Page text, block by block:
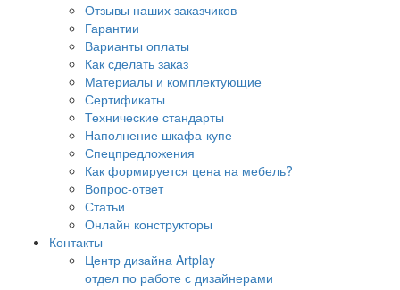
Отзывы наших заказчиков
Гарантии
Варианты оплаты
Как сделать заказ
Материалы и комплектующие
Сертификаты
Технические стандарты
Наполнение шкафа-купе
Спецпредложения
Как формируется цена на мебель?
Вопрос-ответ
Статьи
Онлайн конструкторы
Контакты
Центр дизайна Artplay
отдел по работе с дизайнерами